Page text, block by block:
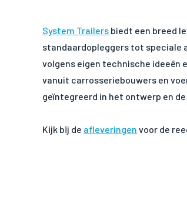
System Trailers biedt een breed
standaardopleggers tot speciale
volgens eigen technische ideeën
vanuit carrosseriebouwers en
geïntegreerd in het ontwerp en
Kijk bij de afleveringen voor de